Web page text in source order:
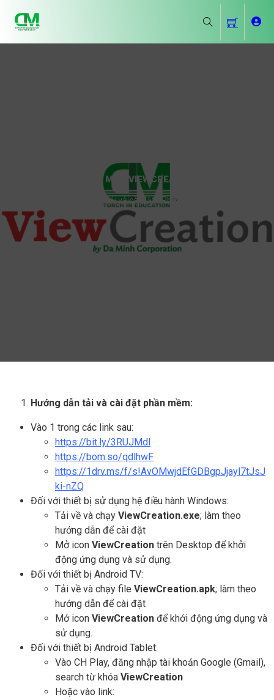
PHẦN MỀM VIEWCREATION
Hướng dẫn tải và cài đặt Phần mềm ViewCreation
Hướng dẫn tải và cài đặt phần mềm:
Vào 1 trong các link sau:
https://bit.ly/3RUJMdl
https://bom.so/qdlhwF
https://1drv.ms/f/s!AvOMwjdEfGDBgpJjayl7tJsJ
ki-nZQ
Đối với thiết bị sử dụng hệ điều hành Windows:
Tải về và chạy ViewCreation.exe; làm theo
hướng dẫn để cài đặt
Mở icon ViewCreation trên Desktop để khởi
động ứng dụng và sử dụng.
Đối với thiết bị Android TV:
Tải về và chạy file ViewCreation.apk; làm theo
hướng dẫn để cài đặt
Mở icon ViewCreation để khởi động ứng dụng và
sử dụng.
Đối với thiết bị Android Tablet:
Vào CH Play, đăng nhập tài khoản Google (Gmail),
search từ khóa ViewCreation
Hoặc vào link: